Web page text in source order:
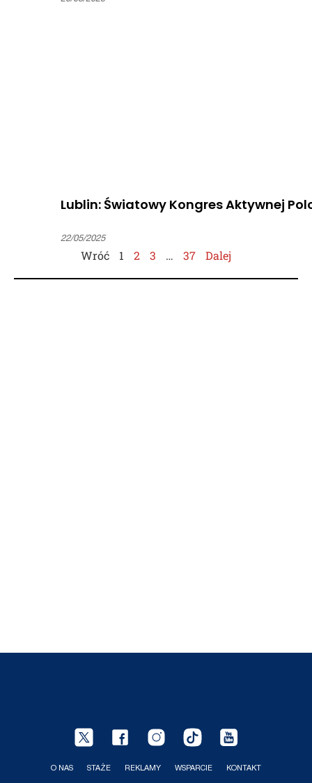
Lublin: Światowy Kongres Aktywnej
22/05/2025
Wróć 1 2 3 … 37 Dalej
O NAS STAŻE REKLAMY WSPARCIE KONTAKT